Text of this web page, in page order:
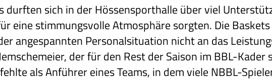
durften sich in der Hössensporthalle über viel
eine stimmungsvolle Atmosphäre sorgten. Die
angespannten Personalsituation nicht an das
der für den Rest der Saison im BBL-
als Anführer eines Teams, in dem viele NBBL-